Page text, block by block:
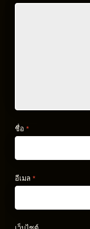
ชื่อ *
อีเมล *